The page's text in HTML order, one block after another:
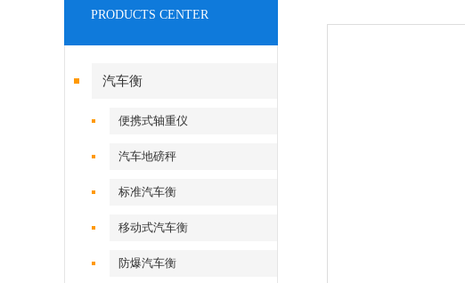
PRODUCTS CENTER
汽车衡
便携式轴重仪
汽车地磅秤
标准汽车衡
移动式汽车衡
防爆汽车衡